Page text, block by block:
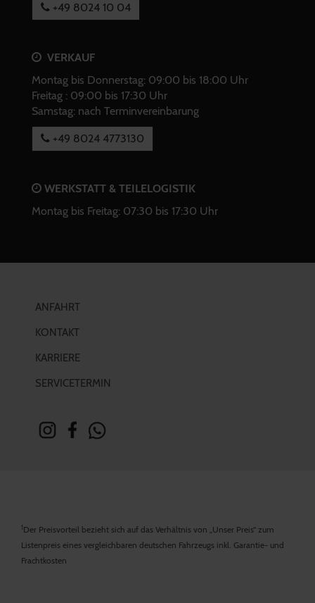
+49 8024 10 04
VERKAUF
Montag bis Donnerstag: 09:00 bis 18:00 Uhr
Freitag : 09:00 bis 17:30 Uhr
Samstag: nach Terminvereinbarung
+49 8024 4773130
WERKSTATT & TEILELOGISTIK
Montag bis Freitag: 07:30 bis 17:30 Uhr
ANFAHRT
KONTAKT
KARRIERE
SERVICETERMIN
1Der Preisvorteil bezieht sich auf das Verhältnis von „Unser Preis“ zum
Listenpreis eines vergleichbaren deutschen Fahrzeugs inkl. Garantie- und
Frachtkosten